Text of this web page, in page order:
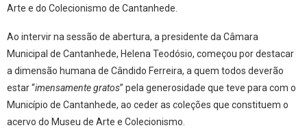
Arte e do Colecionismo de Cantanhede.
Ao intervir na sessão de abertura, a presidente da Câmara
Municipal de Cantanhede, Helena Teodósio, começou por destacar
a dimensão humana de Cândido Ferreira, a quem todos deverão
estar “imensamente gratos” pela generosidade que teve para com o
Município de Cantanhede, ao ceder as coleções que constituem o
acervo do Museu de Arte e Colecionismo.